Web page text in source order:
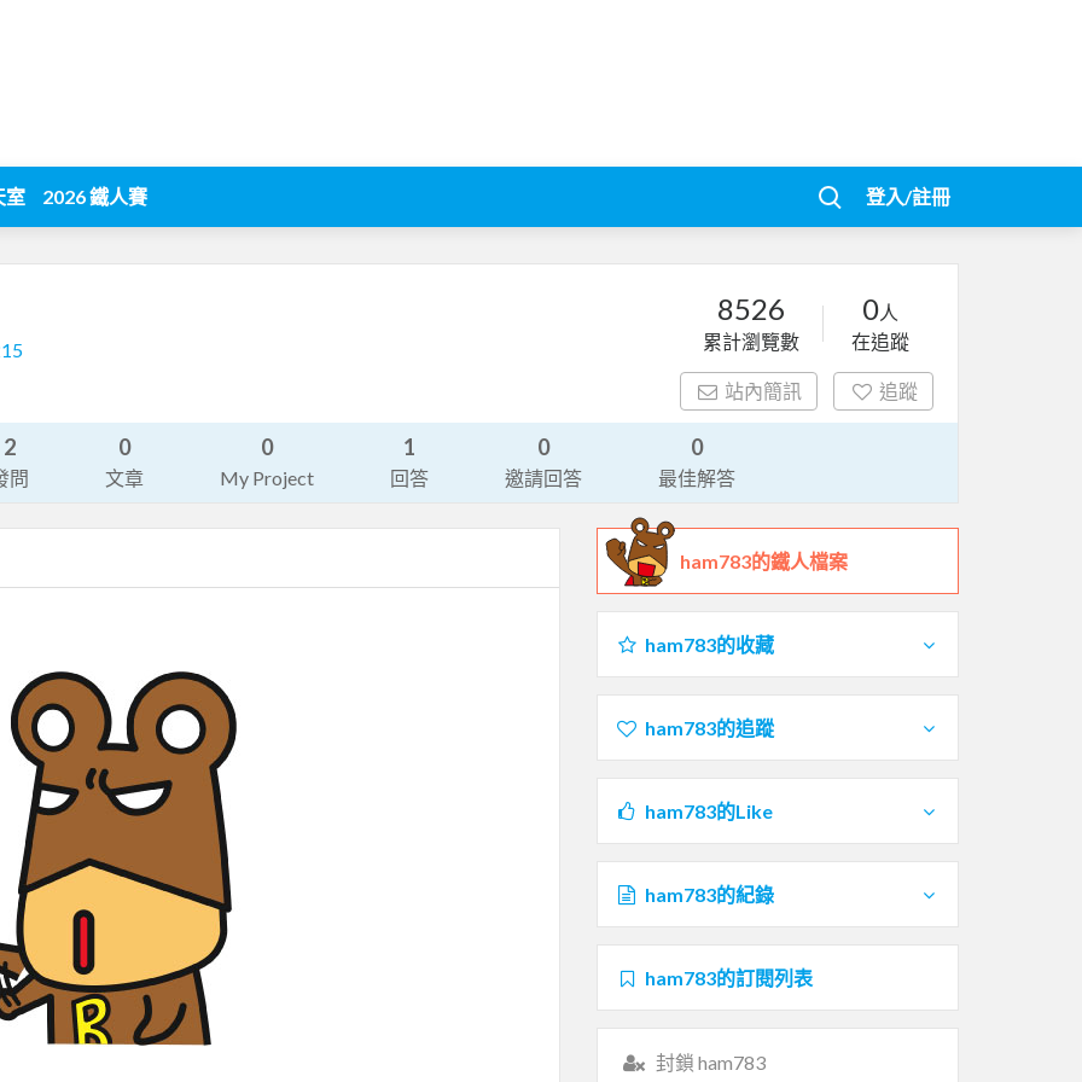
室 2026 鐵人賽 登入/註冊
8526
累計瀏覽數
0人
在追蹤
站內簡訊 追蹤
2
問
0
文章
0
My Project
1
回答
0
邀請回答
0
最佳解答
ham783的鐵人檔案
ham783的收藏
ham783的追蹤
ham783的Like
ham783的紀錄
ham783的訂閱列表
封鎖 ham783